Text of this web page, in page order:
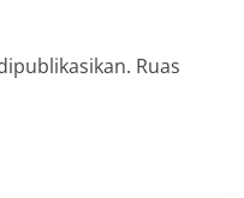
Ruas